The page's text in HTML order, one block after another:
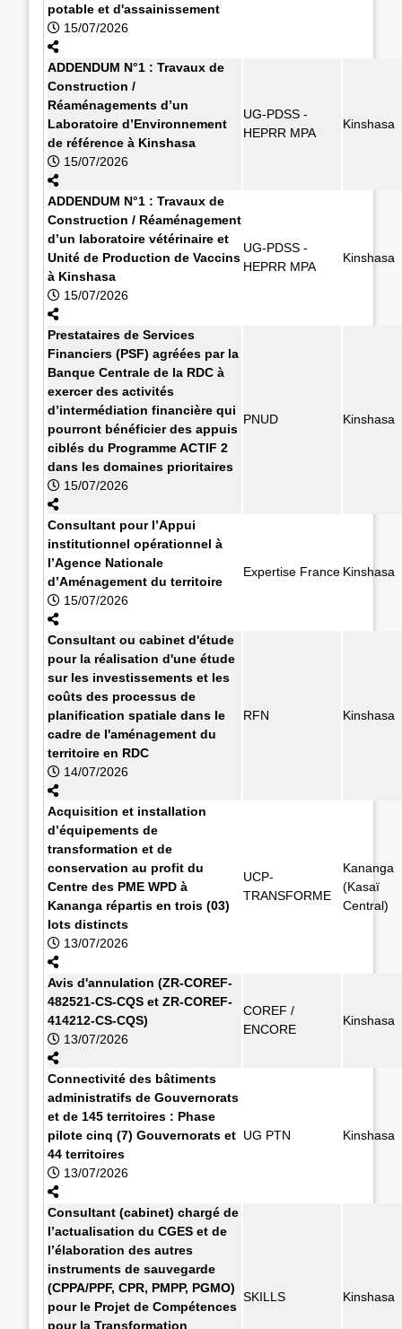
potable et d'assainissement
15/07/2026
ADDENDUM N°1 : Travaux de
Construction /
Réaménagements d’un
Laboratoire d’Environnement
de référence à Kinshasa
15/07/2026
UG-PDSS -
HEPRR MPA
Kinshasa
ADDENDUM N°1 : Travaux de
Construction / Réaménagement
d’un laboratoire vétérinaire et
Unité de Production de Vaccins
à Kinshasa
15/07/2026
UG-PDSS -
HEPRR MPA
Kinshasa
Prestataires de Services
Financiers (PSF) agréées par la
Banque Centrale de la RDC à
exercer des activités
d’intermédiation financière qui
pourront bénéficier des appuis
ciblés du Programme ACTIF 2
dans les domaines prioritaires
15/07/2026
PNUD Kinshasa
Consultant pour l’Appui
institutionnel opérationnel à
l’Agence Nationale
d’Aménagement du territoire
15/07/2026
Expertise France Kinshasa
Consultant ou cabinet d'étude
pour la réalisation d'une étude
sur les investissements et les
coûts des processus de
planification spatiale dans le
cadre de l'aménagement du
territoire en RDC
14/07/2026
RFN Kinshasa
Acquisition et installation
d’équipements de
transformation et de
conservation au profit du
Centre des PME WPD à
Kananga répartis en trois (03)
lots distincts
13/07/2026
UCP-
TRANSFORME
Kananga
(Kasaï
Central)
Avis d'annulation (ZR-COREF-
482521-CS-CQS et ZR-COREF-
414212-CS-CQS)
13/07/2026
COREF /
ENCORE
Kinshasa
Connectivité des bâtiments
administratifs de Gouvernorats
et de 145 territoires : Phase
pilote cinq (7) Gouvernorats et
44 territoires
13/07/2026
UG PTN Kinshasa
Consultant (cabinet) chargé de
l’actualisation du CGES et de
l’élaboration des autres
instruments de sauvegarde
(CPPA/PPF, CPR, PMPP, PGMO)
pour le Projet de Compétences
pour la Transformation
SKILLS Kinshasa